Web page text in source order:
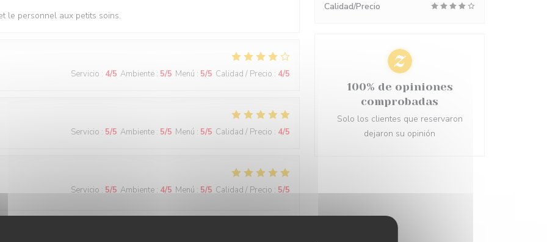
le personnel aux petits soins.
Servicio : 4/5 Ambiente : 5/5 Menú : 5/5 Calidad / Precio : 4/5
Servicio : 5/5 Ambiente : 5/5 Menú : 5/5 Calidad / Precio : 4/5
Servicio : 5/5 Ambiente : 4/5 Menú : 5/5 Calidad / Precio : 5/5
Calidad/Precio
100% de opiniones
comprobadas
Solo los clientes que reservaron
dejaron su opinión